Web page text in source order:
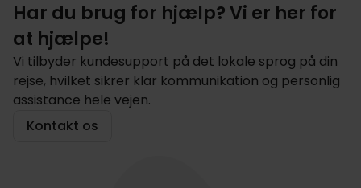
Har du brug for hjælp? Vi er her for
at hjælpe!
Vi tilbyder kundesupport på det lokale sprog på din
rejse, hvilket sikrer klar kommunikation og personlig
assistance hele vejen.
Kontakt os